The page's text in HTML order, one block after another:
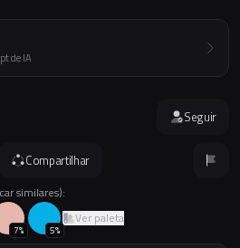
Compartilhar
similares):
7% 5%
Ver paleta
de IA
Seguir